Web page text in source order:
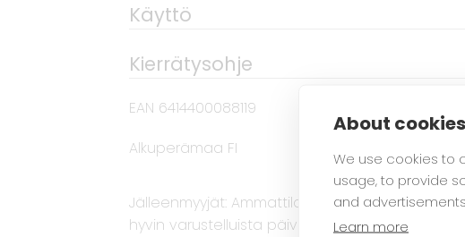
About
We use cookies to
usage, to provide
and
Learn more
Käyttö
Kierrätysohje
EAN 6414400088119
Alkuperämaa FI
Jälleenmyyjät: Ammattilaatuiset Biozell -
hyvin varustelluista päivittäistavarakaupoista